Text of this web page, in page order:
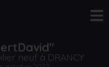
neuf à DRANCY